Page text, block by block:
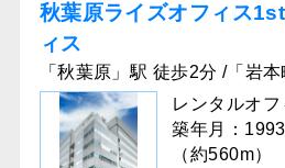
秋葉原ライズオフィス
ィス
「秋葉原」駅 徒歩2分 /「岩
レンタルオフ
築年月：
（約560m）